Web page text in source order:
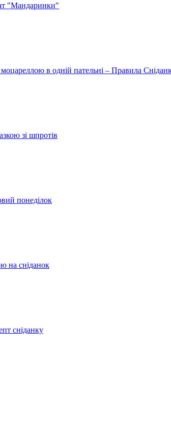
"Мандаринки"
в одній пательні – Правила
зі шпротів
понеділок
на сніданок
сніданку